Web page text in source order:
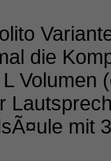
die
Volumen
mit